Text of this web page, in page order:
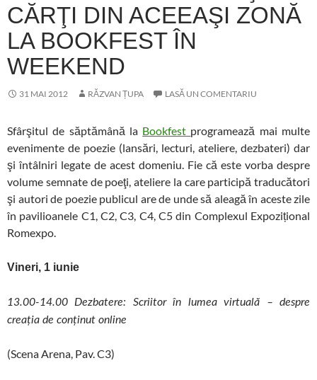
CĂRŢI DIN ACEEAŞI ZONĂ
LA BOOKFEST ÎN
WEEKEND
31 MAI 2012 RĂZVAN ȚUPA LASĂ UN COMENTARIU
Sfârşitul de săptămână la Bookfest programează mai multe
evenimente de poezie (lansări, lecturi, ateliere, dezbateri) dar
şi întâlniri legate de acest domeniu. Fie că este vorba despre
volume semnate de poeţi, ateliere la care participă traducători
şi autori de poezie publicul are de unde să aleagă în aceste zile
în pavilioanele C1, C2, C3, C4, C5 din Complexul Expozițional
Romexpo.
Vineri, 1 iunie
13.00-14.00 Dezbatere: Scriitor în lumea virtuală – despre
creația de conținut online
(Scena Arena, Pav. C3)